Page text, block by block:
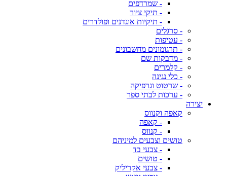
- שמרדפים
- תיקי ציור
- תיקיות אוגדנים ופולדרים
- סרגלים
- עטיפות
- תרגומונים מחשבונים
- מדבקות שם
- קלמרים
- כלי נגינה
- שרטוט וגרפיקה
- ערכות לבתי ספר
יצירה
קאפה וקנווס
- קאפה
- קנווס
טושים וצבעים למיניהם
- צבעי בד
- טושים
- צבעי אקריליק